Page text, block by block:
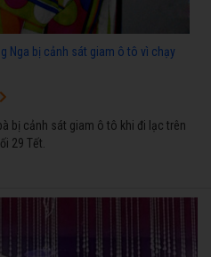
Nga bị cảnh sát giam ô tô vì chạy
bị cảnh sát giam ô tô khi đi lạc trên
29 Tết.